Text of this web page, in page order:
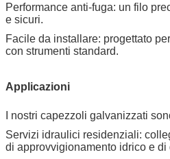
Performance anti-fuga: un filo
e sicuri.
Facile da installare: progettato
con strumenti standard.
Applicazioni
I nostri capezzoli galvanizzati
Servizi idraulici residenziali:
di approvvigionamento idrico e di